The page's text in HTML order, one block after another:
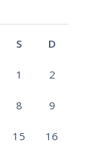
S D
1 2
8 9
15 16